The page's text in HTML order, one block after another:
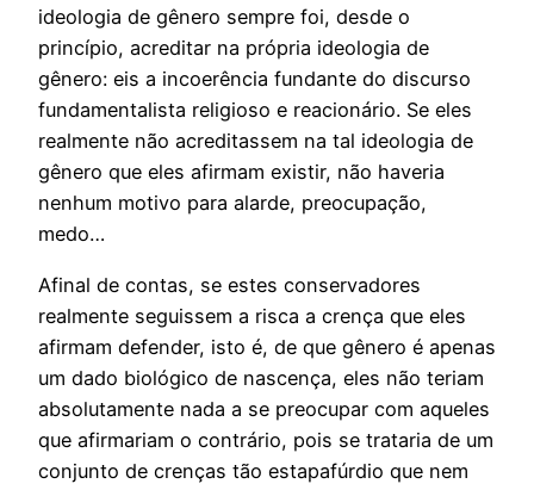
ideologia de gênero sempre foi, desde o
princípio, acreditar na própria ideologia de
gênero: eis a incoerência fundante do discurso
fundamentalista religioso e reacionário. Se eles
realmente não acreditassem na tal ideologia de
gênero que eles afirmam existir, não haveria
nenhum motivo para alarde, preocupação,
medo…
Afinal de contas, se estes conservadores
realmente seguissem a risca a crença que eles
afirmam defender, isto é, de que gênero é apenas
um dado biológico de nascença, eles não teriam
absolutamente nada a se preocupar com aqueles
que afirmariam o contrário, pois se trataria de um
conjunto de crenças tão estapafúrdio que nem